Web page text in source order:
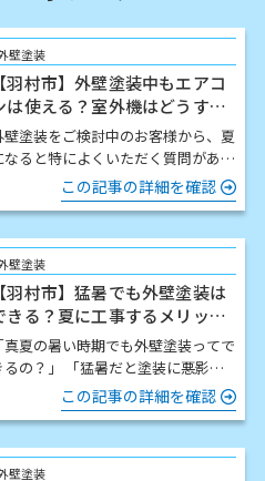
壁塗装
【羽村市】外壁塗装中もエアコ
は使える？室外機はどうす
？職人が解説
壁塗装をご検討中のお客様から、夏
なると特によくいただく質問があり
ますか？」 結論からお伝…
この記事の詳細を確認
壁塗装
【羽村市】猛暑でも外壁塗装は
きる？夏に工事するメリッ
ト・注意点を職人が解説
「真夏の暑い時期でも外壁塗装ってで
」 「猛暑だと塗装に悪影響
はないの？」 この時期になると、こ
のようなご質問をいた…
この記事の詳細を確認
壁塗装